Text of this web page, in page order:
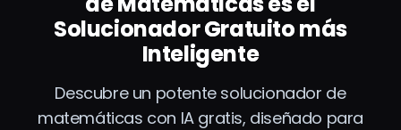
Solucionador Gratuito más
Inteligente
Descubre un potente solucionador de
matemáticas con IA gratis, diseñado para